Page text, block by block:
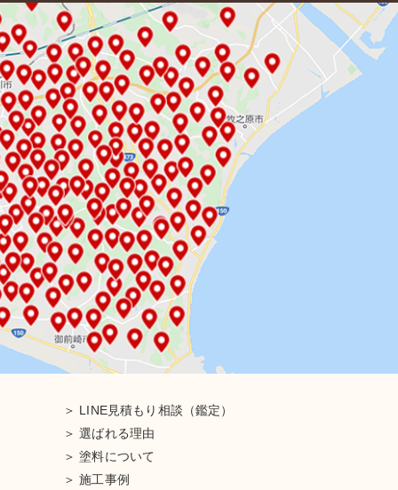
LINE見積もり相談（鑑定）
選ばれる理由
塗料について
施工事例